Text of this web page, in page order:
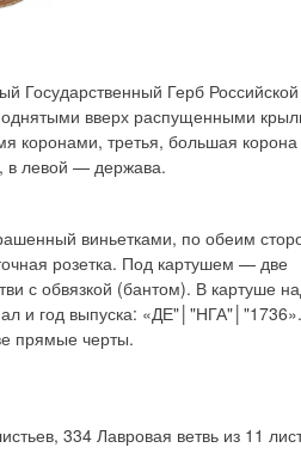
Государственный Герб Российской
вверх распущенными
коронами, третья, большая
в левой — держава.
виньетками, по обеим
розетка. Под картушем — две
с обвязкой (бантом). В картуше
и год выпуска:
прямые черты.
334 Лавровая ветвь из 11